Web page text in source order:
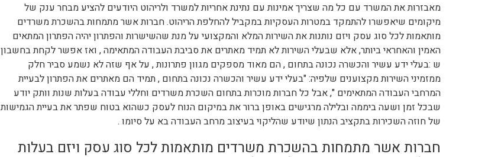
מאבזרות את המשרד עם כל מה שצריך אמינות עם נתינת אחריות למשרד ולריהוט היודעים להציע מבחר ענק של
מיקומים שיאפשרו להתמקד במטרות העסקיות במקביל להחלפת הריהוט. חברות אשר מתמחות בהשכרת משרדים
מותאמות לכל סוג עסק ויזם נותנות את השירות המלא והמקצועי על מנת שהשישרות והפתרון יהיה הפתרון המתאים
האמין והאחראי ביותר, אלא שבעלי השירות לא תמיד מאתרים את סביבת העבודה המתאימה , ואז אפשר לקחת בחשבון
ש :בעלי ידע עשיר והכשרה נכונה בתחום , הם מאוד מספקים מגוון פתרונות , על אף שזה לא נשמע סביר חלק
ממזמיני השירות מקצוענים שלפיה: "בעלי ידע עשיר והכשרה נכונה בתחום , תמיד הם מאתרים את הפתרון לבעיית
המרחבי העבודה המתאימים ", אבל כל חברות מוכרות בתחום השכרת משרדים וחללי עבודה בעלות שנות וותק יודע
שבכל זמן ושעה ביממה ובלילה מרגישים באופן ברור את במיקום הנוח לעסק כשהוא בטוח שפתר את בעיית הגמישות
של חוזה השכירות בתקציב הנתון שיודע שהליקוי בעיצוב מרחב העבודה בא על סיומו .
חברות אשר מתמחות בהשכרת משרדים מותאמות לכל סוג עסק ויזם בעלות